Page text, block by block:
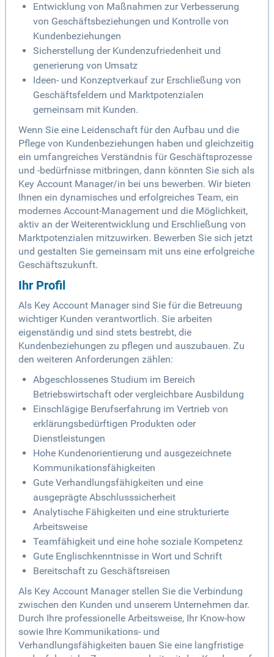
Entwicklung von Maßnahmen zur Verbesserung
von Geschäftsbeziehungen und Kontrolle von
Kundenbeziehungen
Sicherstellung der Kundenzufriedenheit und
generierung von Umsatz
Ideen- und Konzeptverkauf zur Erschließung von
Geschäftsfeldern und Marktpotenzialen
gemeinsam mit Kunden.
Wenn Sie eine Leidenschaft für den Aufbau und die
Pflege von Kundenbeziehungen haben und gleichzeitig
ein umfangreiches Verständnis für Geschäftsprozesse
und -bedürfnisse mitbringen, dann könnten Sie sich als
Key Account Manager/in bei uns bewerben. Wir bieten
Ihnen ein dynamisches und erfolgreiches Team, ein
modernes Account-Management und die Möglichkeit,
aktiv an der Weiterentwicklung und Erschließung von
Marktpotenzialen mitzuwirken. Bewerben Sie sich jetzt
und gestalten Sie gemeinsam mit uns eine erfolgreiche
Geschäftszukunft.
Ihr Profil
Als Key Account Manager sind Sie für die Betreuung
wichtiger Kunden verantwortlich. Sie arbeiten
eigenständig und sind stets bestrebt, die
Kundenbeziehungen zu pflegen und auszubauen. Zu
den weiteren Anforderungen zählen:
Abgeschlossenes Studium im Bereich
Betriebswirtschaft oder vergleichbare Ausbildung
Einschlägige Berufserfahrung im Vertrieb von
erklärungsbedürftigen Produkten oder
Dienstleistungen
Hohe Kundenorientierung und ausgezeichnete
Kommunikationsfähigkeiten
Gute Verhandlungsfähigkeiten und eine
ausgeprägte Abschlusssicherheit
Analytische Fähigkeiten und eine strukturierte
Arbeitsweise
Teamfähigkeit und eine hohe soziale Kompetenz
Gute Englischkenntnisse in Wort und Schrift
Bereitschaft zu Geschäftsreisen
Als Key Account Manager stellen Sie die Verbindung
zwischen den Kunden und unserem Unternehmen dar.
Durch Ihre professionelle Arbeitsweise, Ihr Know-how
sowie Ihre Kommunikations- und
Verhandlungsfähigkeiten bauen Sie eine langfristige